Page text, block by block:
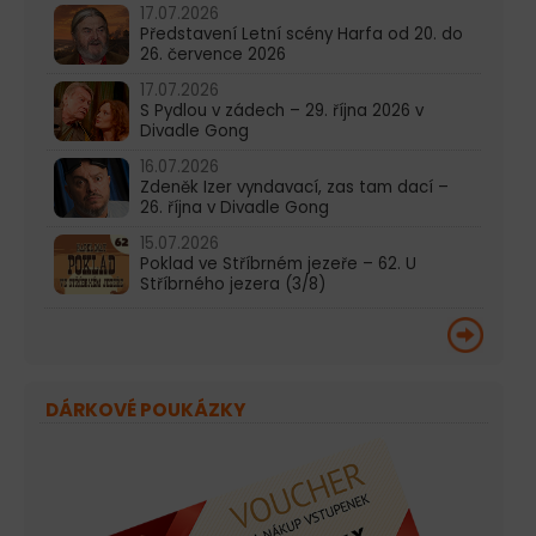
17.07.2026
Představení Letní scény Harfa od 20. do
26. července 2026
17.07.2026
S Pydlou v zádech – 29. října 2026 v
Divadle Gong
16.07.2026
Zdeněk Izer vyndavací, zas tam dací –
26. října v Divadle Gong
15.07.2026
Poklad ve Stříbrném jezeře – 62. U
Stříbrného jezera (3/8)
DÁRKOVÉ POUKÁZKY